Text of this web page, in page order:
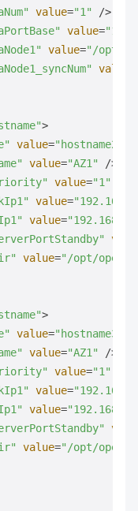
value="1"
/>
value=
value="/opt/
value
>
value="hostname2"
value="AZ1"
/>
value="1"
value=
value=
value="/opt/
>
value="hostname3"
value="AZ1"
/>
value="1"
value=
value=
value="/opt/